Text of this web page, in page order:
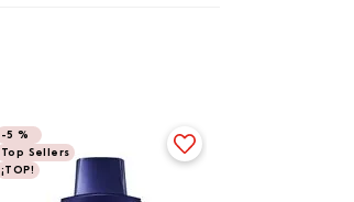
-5 %
Top Sellers
¡TOP!